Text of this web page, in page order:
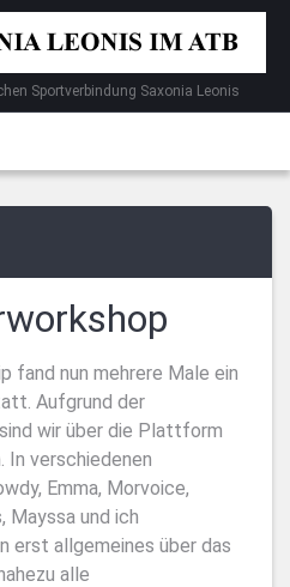
Sportverbindung Saxonia Leonis
fand nun mehrere Male ein
Aufgrund der
wir über die Plattform
In verschiedenen
Emma, Morvoice,
Mayssa und ich
erst allgemeines über das
alle